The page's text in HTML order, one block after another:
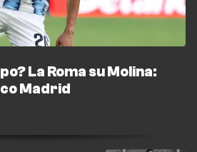
La Roma su Molina:
Madrid